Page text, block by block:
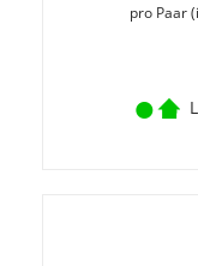
pro Paar